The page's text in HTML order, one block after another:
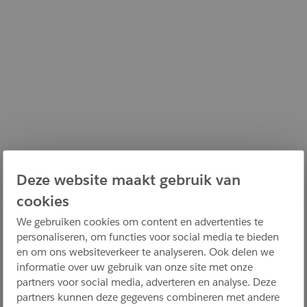
Deze website maakt gebruik van
cookies
We gebruiken cookies om content en advertenties te
personaliseren, om functies voor social media te bieden
en om ons websiteverkeer te analyseren. Ook delen we
informatie over uw gebruik van onze site met onze
partners voor social media, adverteren en analyse. Deze
partners kunnen deze gegevens combineren met andere